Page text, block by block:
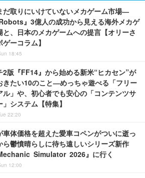
だ取りにいけていないメカゲーム市場―
』3億人の成功から見える海外メカゲ
と、日本のメカゲームへの提言【オリーさ
ゲーコラム】
18:45
2版『FF14』から始める新米“ヒカセン”が
きたい10のこと―めっちゃ遊べる「フリー
ル」や、初心者でも安心の「コンテンツサ
」システム【特集】
22:20
車体価格を超えた愛車コペンがついに逝っ
ら鬱憤晴らしに待ち遠しいシリーズ新作
Simulator 2026』に行く
12:00